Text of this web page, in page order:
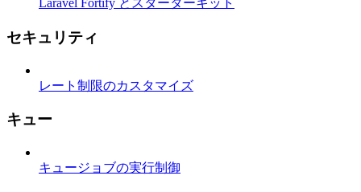
Laravel Fortify とスターターキット
セキュリティ
レート制限のカスタマイズ
キュー
キュージョブの実行制御